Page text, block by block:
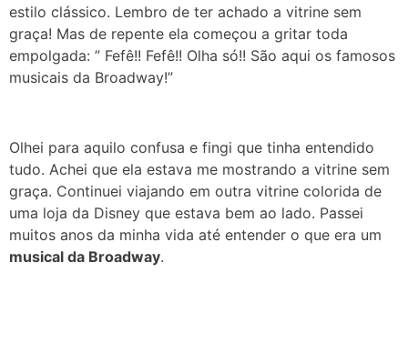
estilo clássico. Lembro de ter achado a vitrine sem
graça! Mas de repente ela começou a gritar toda
empolgada: ” Fefê!! Fefê!! Olha só!! São aqui os famosos
musicais da Broadway!”
Olhei para aquilo confusa e fingi que tinha entendido
tudo. Achei que ela estava me mostrando a vitrine sem
graça. Continuei viajando em outra vitrine colorida de
uma loja da Disney que estava bem ao lado. Passei
muitos anos da minha vida até entender o que era um
musical da Broadway.